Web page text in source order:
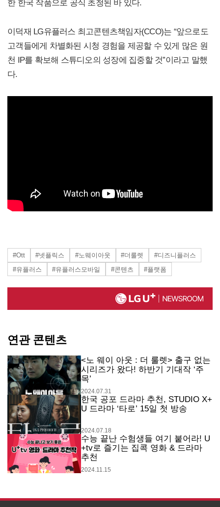
한 한국 작품으로 공식 초청된 바 있다.
이덕재 LG유플러스 최고콘텐츠책임자(CCO)는 “앞으로도
고객들에게 차별화된 시청 경험을 제공할 수 있게 많은 원
천 IP를 확보해 스튜디오의 성장에 집중할 것”이라고 말했
다.
#Ott #넷플릭스 #노웨이아웃 #더룰렛
#디즈니플러스
#유플러스
#유플러스모바일 #콘텐츠 #플랫폼
연관 콘텐츠
<노 웨이 아웃 : 더 룰렛> 출구 없는
시리즈가 왔다! 하반기 기대작 ‘주
목’
2024.07.31
한국 공포 드라마 추천, STUDIO X+
U 드라마 ‘타로’ 15일 첫 방송
2024.07.18
수능 끝난 수험생들 여기 붙어라! U
+tv로 즐기는 집콕 영화 & 드라마
추천
2024.11.15